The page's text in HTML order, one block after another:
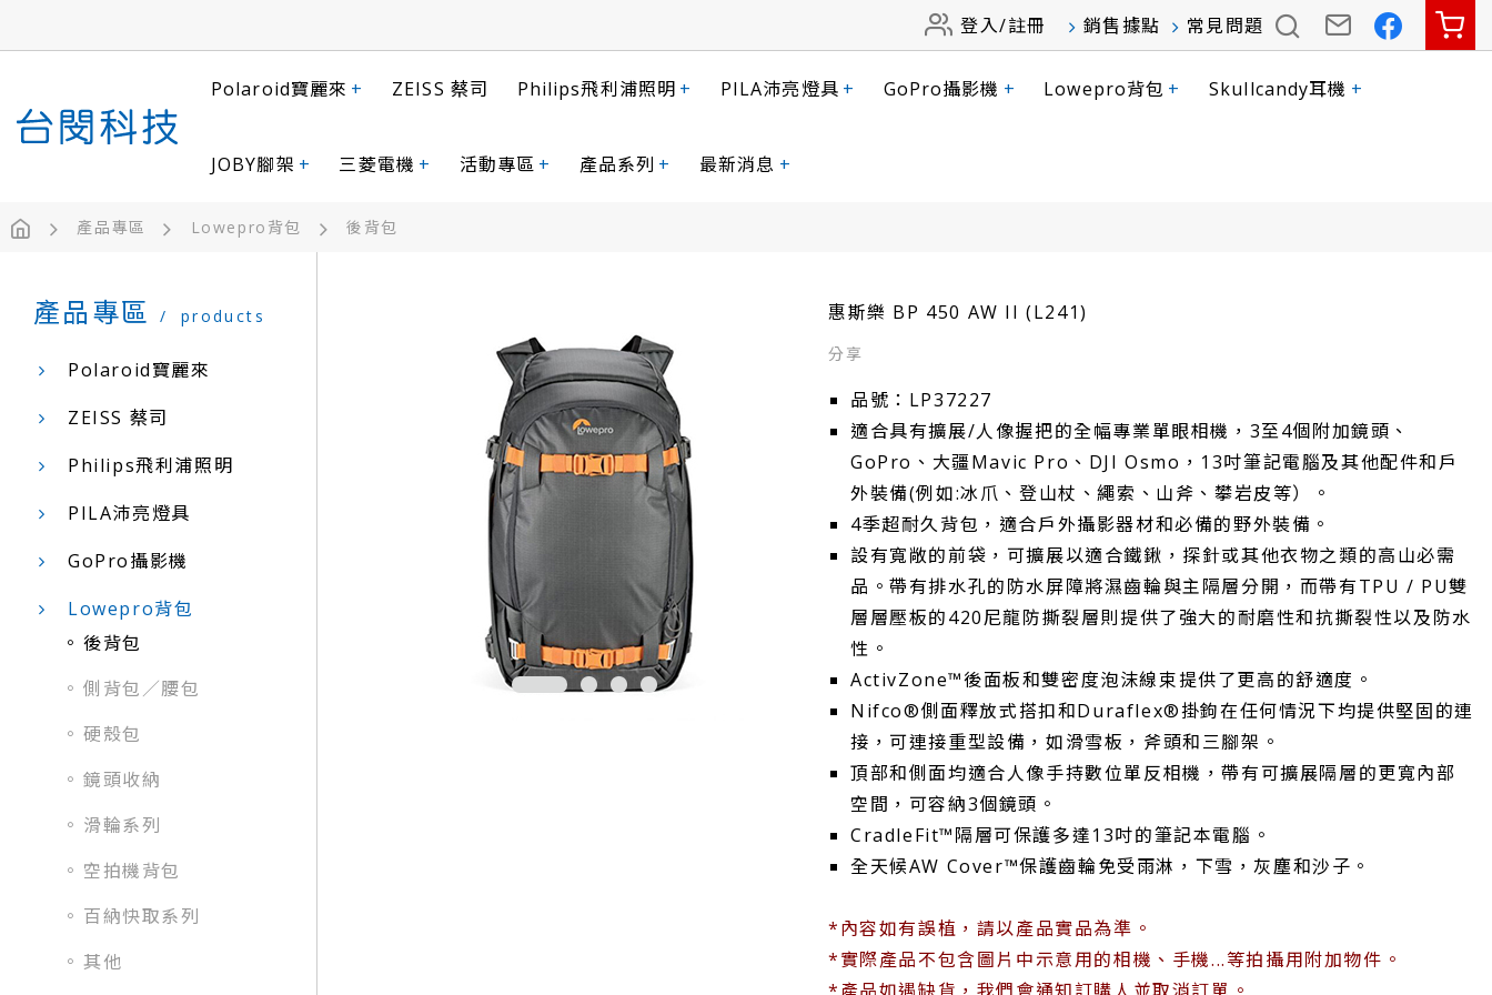
登入/註冊 銷售據點 常見問題
Polaroid寶麗來 + ZEISS 蔡司 Philips飛利浦照明 + PILA沛亮燈具 + GoPro攝影機 + Lowepro背包 + Skullcandy耳機 +
JOBY腳架 + 三菱電機 + 活動專區 + 產品系列 + 最新消息 +
產品專區 Lowepro背包 後背包
產品專區 products
Polaroid寶麗來
ZEISS 蔡司
Philips飛利浦照明
PILA沛亮燈具
GoPro攝影機
Lowepro背包
後背包
側背包／腰包
硬殼包
鏡頭收納
滑輪系列
空拍機背包
百納快取系列
其他
惠斯樂 BP 450 AW II (L241)
品號：LP37227
適合具有擴展/人像握把的全幅專業單眼相機，3至4個附加鏡頭、
GoPro、大疆Mavic Pro、DJI Osmo，13吋筆記電腦及其他配件和戶
外裝備(例如:冰爪、登山杖、繩索、山斧、攀岩皮等）。
4季超耐久背包，適合戶外攝影器材和必備的野外裝備。
設有寬敞的前袋，可擴展以適合鐵鍬，探針或其他衣物之類的高山必需
品。帶有排水孔的防水屏障將濕齒輪與主隔層分開，而帶有TPU / PU雙
層層壓板的420尼龍防撕裂層則提供了強大的耐磨性和抗撕裂性以及防水
性。
ActivZone™後面板和雙密度泡沫線束提供了更高的舒適度。
Nifco®側面釋放式搭扣和Duraflex®掛鉤在任何情況下均提供堅固的連
接，可連接重型設備，如滑雪板，斧頭和三腳架。
頂部和側面均適合人像手持數位單反相機，帶有可擴展隔層的更寬內部
空間，可容納3個鏡頭。
CradleFit™隔層可保護多達13吋的筆記本電腦。
全天候AW Cover™保護齒輪免受雨淋，下雪，灰塵和沙子。
*內容如有誤植，請以產品實品為準。
*實際產品不包含圖片中示意用的相機、手機...等拍攝用附加物件。